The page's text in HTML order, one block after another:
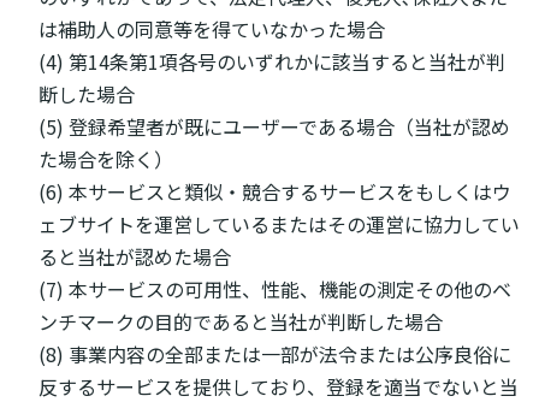
は補助人の同意等を得ていなかった場合
(4) 第14条第1項各号のいずれかに該当すると当社が判
断した場合
(5) 登録希望者が既にユーザーである場合（当社が認め
た場合を除く）
(6) 本サービスと類似・競合するサービスをもしくはウ
ェブサイトを運営しているまたはその運営に協力してい
ると当社が認めた場合
(7) 本サービスの可用性、性能、機能の測定その他のベ
ンチマークの目的であると当社が判断した場合
(8) 事業内容の全部または一部が法令または公序良俗に
反するサービスを提供しており、登録を適当でないと当